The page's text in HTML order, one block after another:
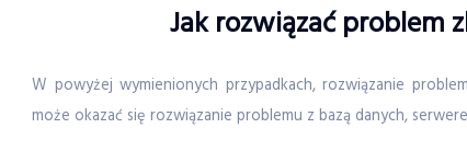
Jak rozwiązać problem
W powyżej wymienionych przypadkach, rozwiązanie
może okazać się rozwiązanie problemu z bazą danych,